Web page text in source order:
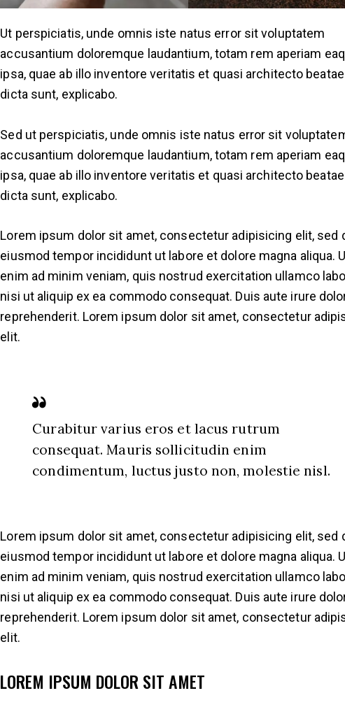
Ut perspiciatis, unde omnis iste natus error sit voluptatem
accusantium doloremque laudantium, totam rem aperiam
ipsa, quae ab illo inventore veritatis et quasi architecto
dicta sunt, explicabo.
Sed ut perspiciatis, unde omnis iste natus error sit
accusantium doloremque laudantium, totam rem aperiam
ipsa, quae ab illo inventore veritatis et quasi architecto
dicta sunt, explicabo.
Lorem ipsum dolor sit amet, consectetur adipisicing elit, sed
eiusmod tempor incididunt ut labore et dolore magna aliqua.
enim ad minim veniam, quis nostrud exercitation ullamco
nisi ut aliquip ex ea commodo consequat. Duis aute irure
reprehenderit. Lorem ipsum dolor sit amet, consectetur
elit.
Curabitur varius eros et lacus rutrum
consequat. Mauris sollicitudin enim
condimentum, luctus justo non, molestie nisl.
Lorem ipsum dolor sit amet, consectetur adipisicing elit, sed
eiusmod tempor incididunt ut labore et dolore magna aliqua.
enim ad minim veniam, quis nostrud exercitation ullamco
nisi ut aliquip ex ea commodo consequat. Duis aute irure
reprehenderit. Lorem ipsum dolor sit amet, consectetur
elit.
LOREM IPSUM DOLOR SIT AMET